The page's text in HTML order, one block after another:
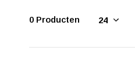
0 Producten